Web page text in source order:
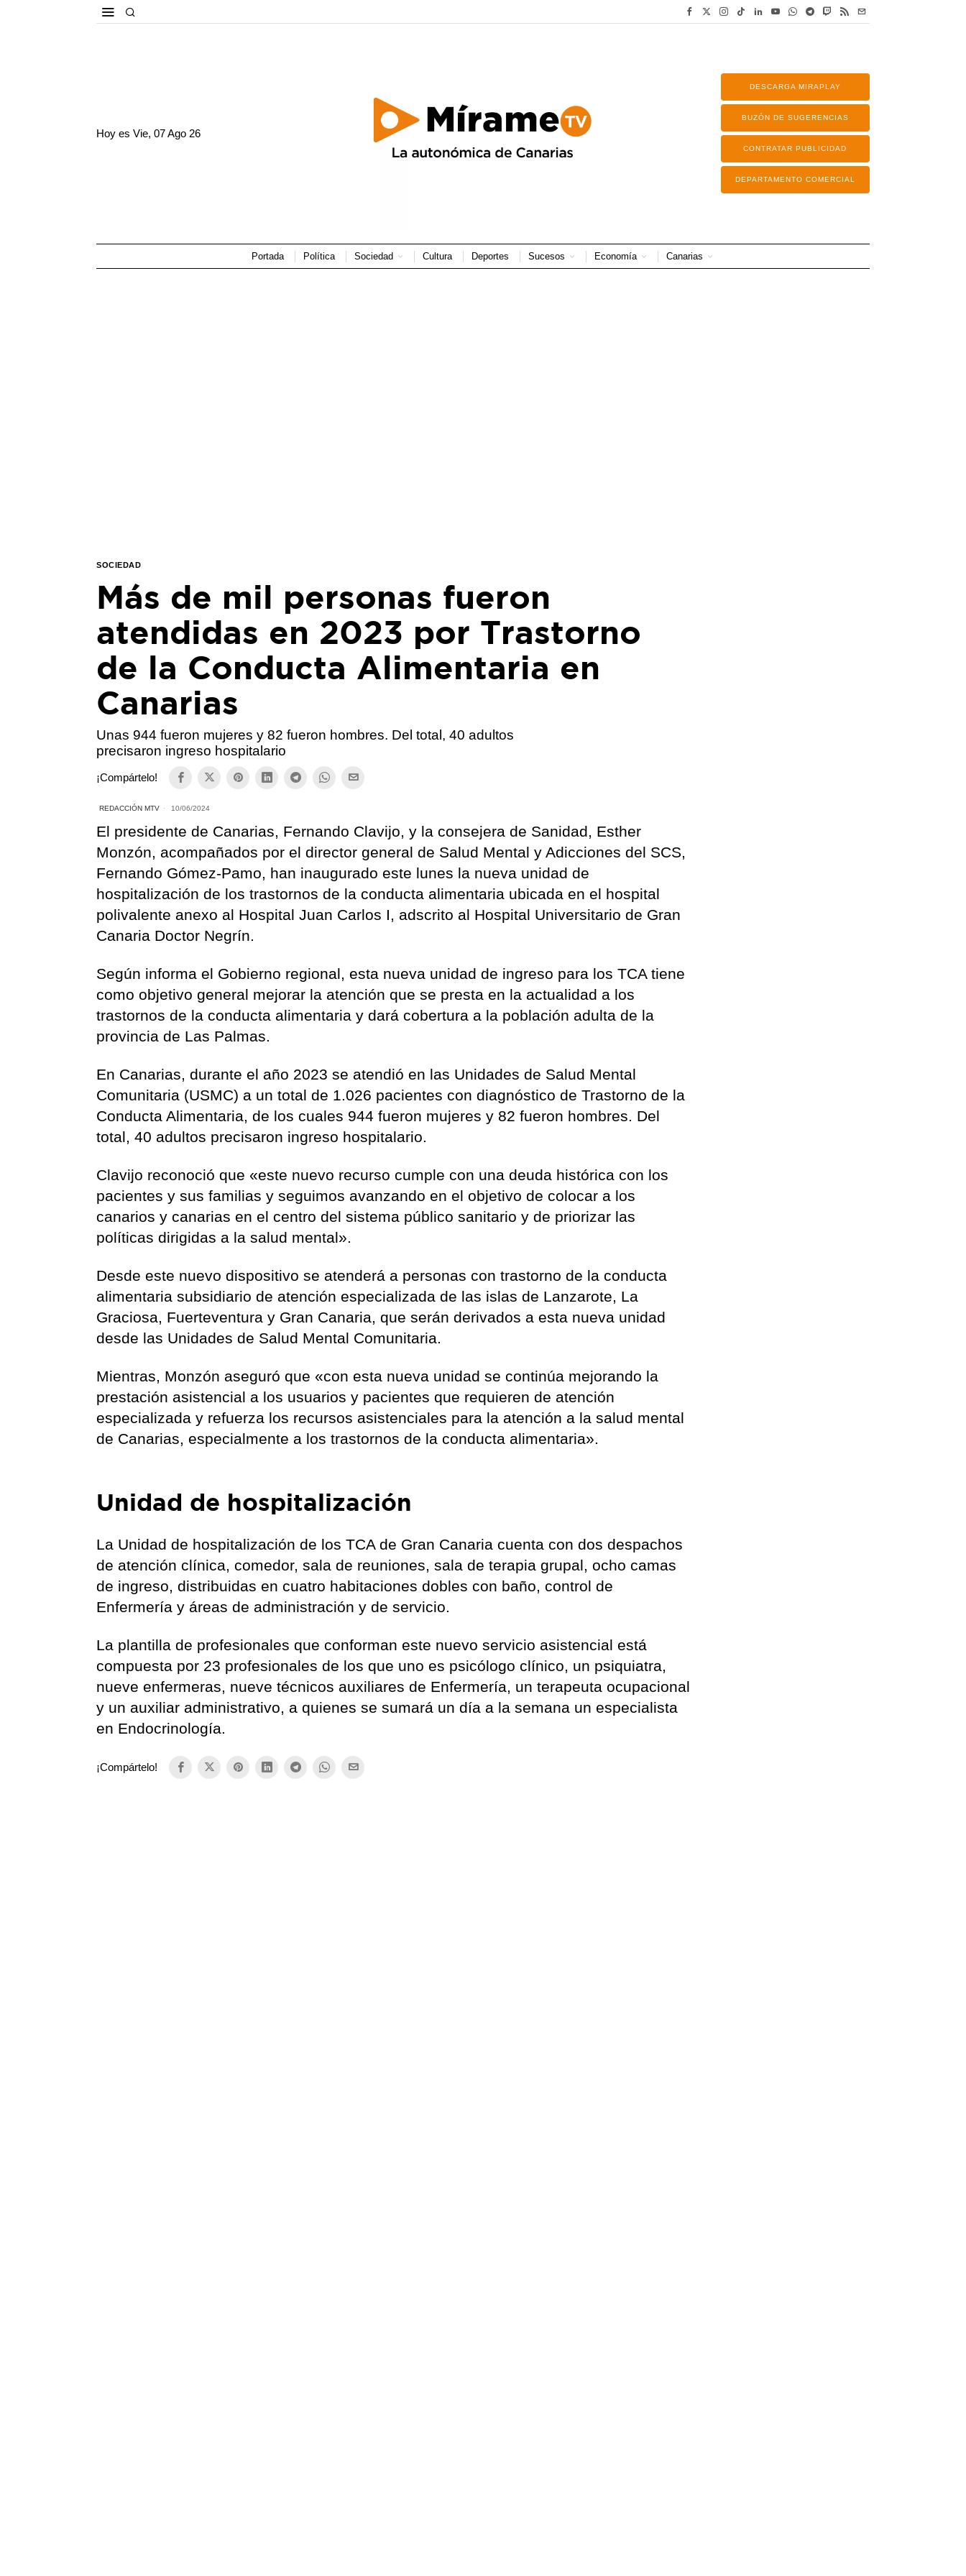
Hoy esVie, 07 Ago 26
DESCARGA MIRAPLAY
BUZÓN DE SUGERENCIAS
CONTRATAR PUBLICIDAD
DEPARTAMENTO COMERCIAL
Portada Política Sociedad Cultura Deportes Sucesos Economía Canarias
SOCIEDAD
Más de mil personas fueron
atendidas en 2023 por Trastorno
de la Conducta Alimentaria en
Canarias
Unas 944 fueron mujeres y 82 fueron hombres. Del total, 40 adultos
precisaron ingreso hospitalario
¡Compártelo!
REDACCIÓN MTV 10/06/2024
El presidente de Canarias, Fernando Clavijo, y la consejera de Sanidad, Esther
Monzón, acompañados por el director general de Salud Mental y Adicciones del SCS,
Fernando Gómez-Pamo, han inaugurado este lunes la nueva unidad de
hospitalización de los trastornos de la conducta alimentaria ubicada en el hospital
polivalente anexo al Hospital Juan Carlos I, adscrito al Hospital Universitario de Gran
Canaria Doctor Negrín.
Según informa el Gobierno regional, esta nueva unidad de ingreso para los TCA tiene
como objetivo general mejorar la atención que se presta en la actualidad a los
trastornos de la conducta alimentaria y dará cobertura a la población adulta de la
provincia de Las Palmas.
En Canarias, durante el año 2023 se atendió en las Unidades de Salud Mental
Comunitaria (USMC) a un total de 1.026 pacientes con diagnóstico de Trastorno de la
Conducta Alimentaria, de los cuales 944 fueron mujeres y 82 fueron hombres. Del
total, 40 adultos precisaron ingreso hospitalario.
Clavijo reconoció que «este nuevo recurso cumple con una deuda histórica con los
pacientes y sus familias y seguimos avanzando en el objetivo de colocar a los
canarios y canarias en el centro del sistema público sanitario y de priorizar las
políticas dirigidas a la salud mental».
Desde este nuevo dispositivo se atenderá a personas con trastorno de la conducta
alimentaria subsidiario de atención especializada de las islas de Lanzarote, La
Graciosa, Fuerteventura y Gran Canaria, que serán derivados a esta nueva unidad
desde las Unidades de Salud Mental Comunitaria.
Mientras, Monzón aseguró que «con esta nueva unidad se continúa mejorando la
prestación asistencial a los usuarios y pacientes que requieren de atención
especializada y refuerza los recursos asistenciales para la atención a la salud mental
de Canarias, especialmente a los trastornos de la conducta alimentaria».
Unidad de hospitalización
La Unidad de hospitalización de los TCA de Gran Canaria cuenta con dos despachos
de atención clínica, comedor, sala de reuniones, sala de terapia grupal, ocho camas
de ingreso, distribuidas en cuatro habitaciones dobles con baño, control de
Enfermería y áreas de administración y de servicio.
La plantilla de profesionales que conforman este nuevo servicio asistencial está
compuesta por 23 profesionales de los que uno es psicólogo clínico, un psiquiatra,
nueve enfermeras, nueve técnicos auxiliares de Enfermería, un terapeuta ocupacional
y un auxiliar administrativo, a quienes se sumará un día a la semana un especialista
en Endocrinología.
¡Compártelo!